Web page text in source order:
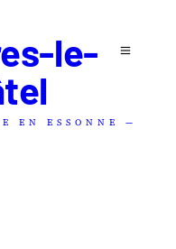
le-
EN ESSONNE —